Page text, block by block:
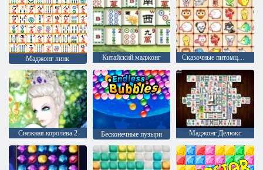
Маджонг линк Китайский маджонг Сказочные питомцы связь
Снежная королева 2 Бесконечные пузыри Маджонг Делюкс